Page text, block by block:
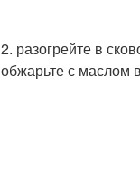
2. разогрейте в
обжарьте с маслом